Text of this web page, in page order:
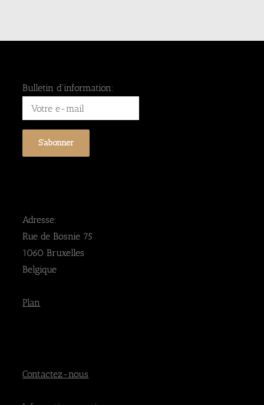
Bulletin d'information:
Adresse:
Rue de Bosnie 75
1060 Bruxelles
Belgique
Plan
Contactez-nous